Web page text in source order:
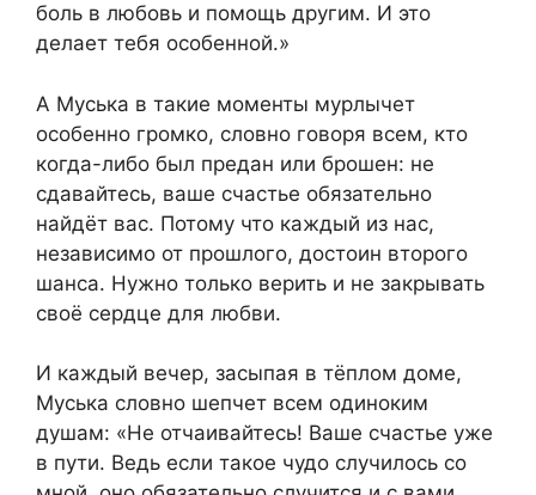
боль в любовь и помощь другим. И это
делает тебя особенной.»
А Муська в такие моменты мурлычет
особенно громко, словно говоря всем, кто
когда-либо был предан или брошен: не
сдавайтесь, ваше счастье обязательно
найдёт вас. Потому что каждый из нас,
независимо от прошлого, достоин второго
шанса. Нужно только верить и не закрывать
своё сердце для любви.
И каждый вечер, засыпая в тёплом доме,
Муська словно шепчет всем одиноким
душам: «Не отчаивайтесь! Ваше счастье уже
в пути. Ведь если такое чудо случилось со